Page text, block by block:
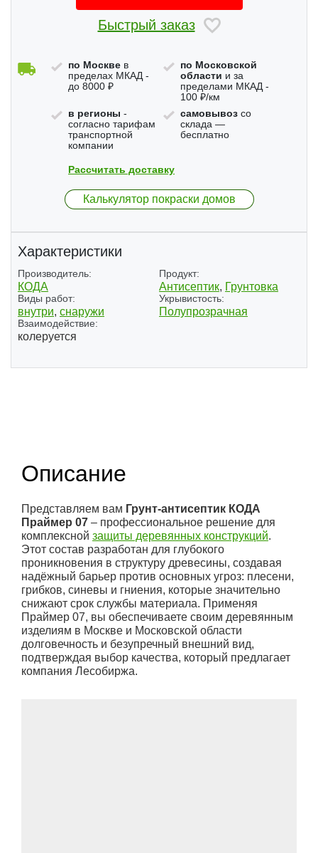
Быстрый заказ
по Москве в
пределах МКАД -
до 8000 ₽
по Московской
области и за
пределами МКАД -
100 ₽/км
в регионы -
согласно тарифам
транспортной
компании
самовывозсо
склада —
бесплатно
Рассчитать доставку
Калькулятор покраски домов
Характеристики
Производитель:
КОДА
Продукт:
Антисептик, Грунтовка
Виды работ:
внутри, снаружи
Укрывистость:
Полупрозрачная
Взаимодействие:
колеруется
Описание
Представляем вам Грунт-антисептик КОДА
Праймер 07 – профессиональное решение для
комплексной защиты деревянных конструкций.
Этот состав разработан для глубокого
проникновения в структуру древесины, создавая
надёжный барьер против основных угроз: плесени,
грибков, синевы и гниения, которые значительно
снижают срок службы материала. Применяя
Праймер 07, вы обеспечиваете своим деревянным
изделиям в Москве и Московской области
долговечность и безупречный внешний вид,
подтверждая выбор качества, который предлагает
компания Лесобиржа.